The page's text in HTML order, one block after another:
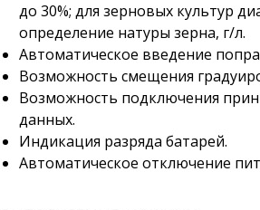
до 30%; для зерновых культур
определение натуры зерна, г/л.
Автоматическое введение
Возможность смещения
Возможность подключения
данных.
Индикация разряда батарей.
Автоматическое отключение